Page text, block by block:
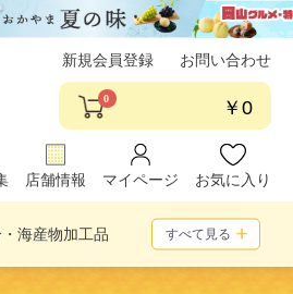
新規会員登録 お問い合わせ
0 ￥0
店舗情報 マイページ お気に入り
海産物加工品 すべて見る